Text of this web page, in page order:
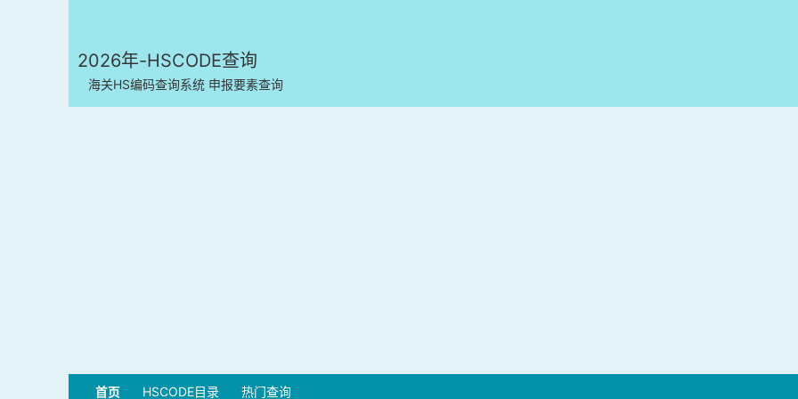
2026年-HSCODE查询
海关HS编码查询系统 申报要素查询
首页 HSCODE目录 热门查询